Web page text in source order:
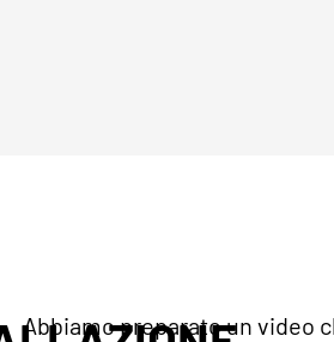
Abbiamo preparato un video